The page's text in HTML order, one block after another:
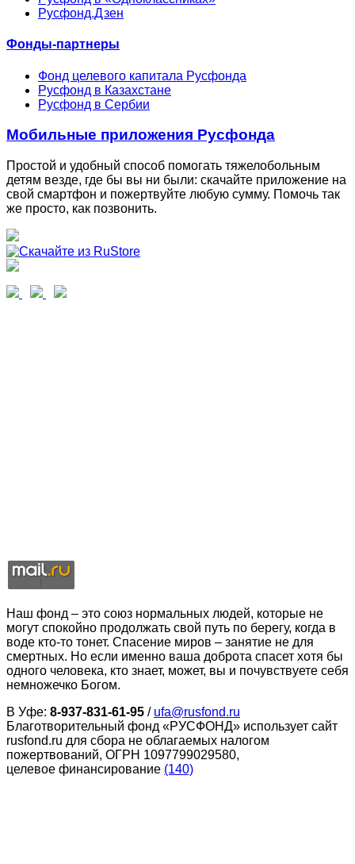
Русфонд.Дзен
Фонды-партнеры
Фонд целевого капитала Русфонда
Русфонд в Казахстане
Русфонд в Сербии
Мобильные приложения Русфонда
Простой и удобный способ помогать тяжелобольным
детям везде, где бы вы ни были: скачайте приложение на
свой смартфон и пожертвуйте любую сумму. Помочь так
же просто, как позвонить.
Наш фонд – это союз нормальных людей, которые не
могут спокойно продолжать свой путь по берегу, когда в
воде кто-то тонет. Спасение миров – занятие не для
смертных. Но если именно ваша доброта спасет хотя бы
одного человека, кто знает, может, вы и почувствуете себя
немножечко Богом.
В Уфе: 8-937-831-61-95 / ufa@rusfond.ru
Благотворительный фонд «РУСФОНД» использует сайт
rusfond.ru для сбора не облагаемых налогом
пожертвований, ОГРН 1097799029580,
целевое финансирование (140)